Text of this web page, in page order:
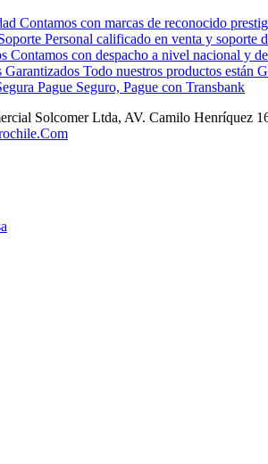
Contamos con marcas de reconocido
Personal calificado en venta y soporte
Contamos con despacho a nivel nacional y
Garantizados Todo nuestros productos están
Pague Seguro, Pague con Transbank
Solcomer Ltda, AV. Camilo Henríquez